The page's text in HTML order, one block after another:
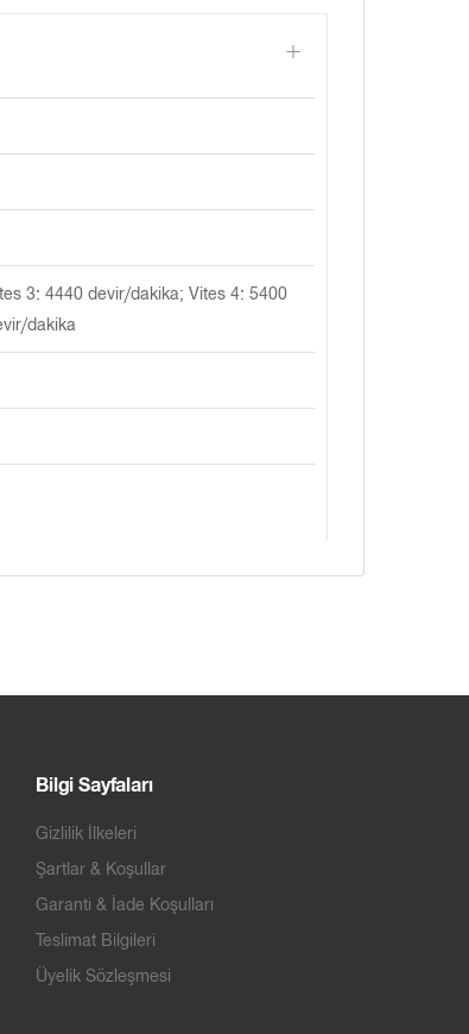
3: 4440 devir/dakika; Vites 4: 5400
dakika
Bilgi Sayfaları
Gizlilik İlkeleri
Şartlar & Koşullar
Garanti & İade Koşulları
Teslimat Bilgileri
Üyelik Sözleşmesi